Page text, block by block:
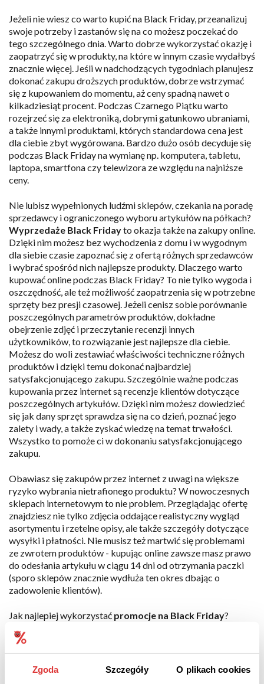
Zgoda Szczegóły O plikach cookies
Jeżeli nie wiesz co warto kupić na Black Friday, przeanalizuj
swoje potrzeby i zastanów się na co możesz poczekać do
tego szczególnego dnia. Warto dobrze wykorzystać okazję i
zaopatrzyć się w produkty, na które w innym czasie wydałbyś
znacznie więcej. Jeśli w nadchodzących tygodniach planujesz
dokonać zakupu droższych produktów, dobrze wstrzymać
się z kupowaniem do momentu, aż ceny spadną nawet o
kilkadziesiąt procent. Podczas Czarnego Piątku warto
rozejrzeć się za elektroniką, dobrymi gatunkowo ubraniami,
a także innymi produktami, których standardowa cena jest
dla ciebie zbyt wygórowana. Bardzo dużo osób decyduje się
podczas Black Friday na wymianę np. komputera, tabletu,
laptopa, smartfona czy telewizora ze względu na najniższe
ceny.
Nie lubisz wypełnionych ludźmi sklepów, czekania na poradę
sprzedawcy i ograniczonego wyboru artykułów na półkach?
Wyprzedaże Black Fridayto okazja także na zakupy online.
Dzięki nim możesz bez wychodzenia z domu i w wygodnym
dla siebie czasie zapoznać się z ofertą różnych sprzedawców
i wybrać spośród nich najlepsze produkty. Dlaczego warto
kupować online podczas Black Friday? To nie tylko wygoda i
oszczędność, ale też możliwość zaopatrzenia się w potrzebne
sprzęty bez presji czasowej. Jeżeli cenisz sobie porównanie
poszczególnych parametrów produktów, dokładne
obejrzenie zdjęć i przeczytanie recenzji innych
użytkowników, to rozwiązanie jest najlepsze dla ciebie.
Możesz do woli zestawiać właściwości techniczne różnych
produktów i dzięki temu dokonać najbardziej
satysfakcjonującego zakupu. Szczególnie ważne podczas
kupowania przez internet są recenzje klientów dotyczące
poszczególnych artykułów. Dzięki nim możesz dowiedzieć
się jak dany sprzęt sprawdza się na co dzień, poznać jego
zalety i wady, a także zyskać wiedzę na temat trwałości.
Wszystko to pomoże ci w dokonaniu satysfakcjonującego
zakupu.
Obawiasz się zakupów przez internet z uwagi na większe
ryzyko wybrania nietrafionego produktu? W nowoczesnych
sklepach internetowym to nie problem. Przeglądając ofertę
znajdziesz nie tylko zdjęcia oddające realistyczny wygląd
asortymentu i rzetelne opisy, ale także szczegóły dotyczące
wysyłki i płatności. Nie musisz też martwić się problemami
ze zwrotem produktów - kupując online zawsze masz prawo
do odesłania artykułu w ciągu 14 dni od otrzymania paczki
(sporo sklepów znacznie wydłuża ten okres dbając o
zadowolenie klientów).
Jak najlepiej wykorzystać promocje na Black Friday?
cieszyć się wybranymi produktami znacznie taniej. Jeżeli
obawiasz się, że oddasz się zakupowemu szaleństwu i
wydasz znacznie więcej niż myślisz, zrób listę potrzebnych
artykułów. Dzięki temu będziesz szukać promocji